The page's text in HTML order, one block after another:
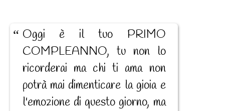
Oggi è il tuo PRIMO
COMPLEANNO, tu non lo
ricorderai ma chi ti ama non
potrà mai dimenticare la gioia e
l'emozione di questo giorno, ma